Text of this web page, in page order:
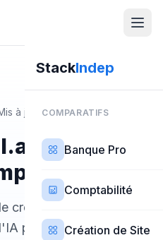
StackIndep
COMPARATIFS
Banque Pro
Comptabilité
Création de Site
à jour 17 mars 2026
(2026) —
création de
pour appliquer